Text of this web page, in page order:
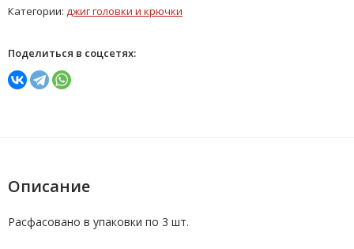
Категории: джиг головки и крючки
Поделиться в соцсетях:
Описание
Расфасовано в упаковки по 3 шт.